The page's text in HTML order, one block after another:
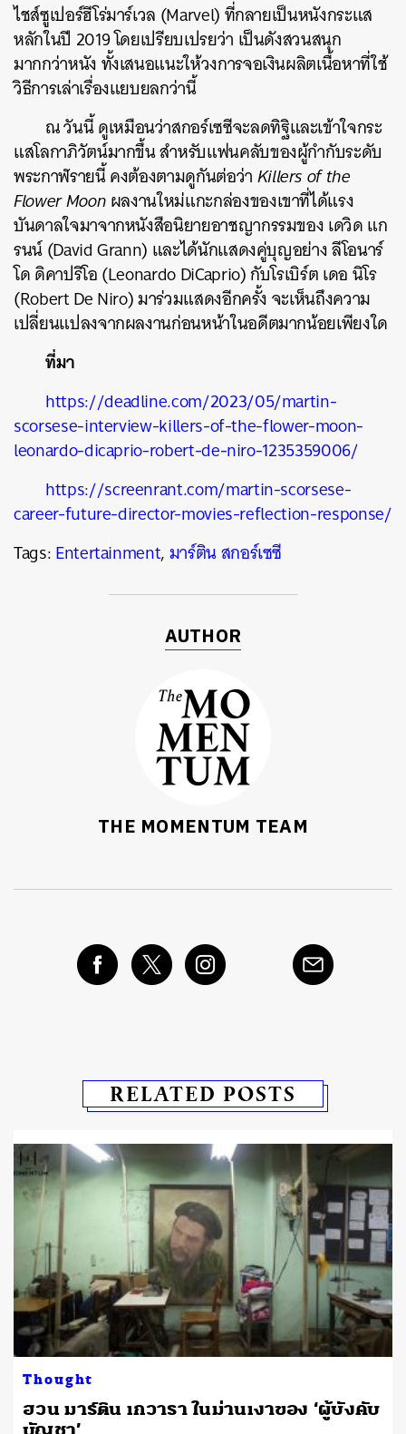
ไชส์ซูเปอร์ฮีโร่มาร์เวล (Marvel) ที่กลายเป็นหนังกระแส
หลักในปี 2019 โดยเปรียบเปรยว่า เป็นดังสวนสนุก
มากกว่าหนัง ทั้งเสนอแนะให้วงการจอเงินผลิตเนื้อหาที่ใช้
วิธีการเล่าเรื่องแยบยลกว่านี้
ณ วันนี้ ดูเหมือนว่าสกอร์เซซีจะลดทิฐิและเข้าใจกระ
แสโลกาภิวัตน์มากขึ้น สำหรับแฟนคลับของผู้กำกับระดับ
พระกาฬรายนี้ คงต้องตามดูกันต่อว่าKillers of the
Flower Moonผลงานใหม่แกะกล่องของเขาที่ได้แรง
บันดาลใจมาจากหนังสือนิยายอาชญากรรมของ เดวิด แก
รนน์ (David Grann) และได้นักแสดงคู่บุญอย่าง ลีโอนาร์
โด ดิคาปริโอ (Leonardo DiCaprio) กับโรเบิร์ต เดอ นิโร
(Robert De Niro) มาร่วมแสดงอีกครั้ง จะเห็นถึงความ
เปลี่ยนแปลงจากผลงานก่อนหน้าในอดีตมากน้อยเพียงใด
ที่มา
https://deadline.com/2023/05/martin-
scorsese-interview-killers-of-the-flower-moon-
leonardo-dicaprio-robert-de-niro-1235359006/
https://screenrant.com/martin-scorsese-
career-future-director-movies-reflection-response/
Tags:Entertainment,มาร์ติน สกอร์เซซี
AUTHOR
THE MOMENTUM TEAM
RELATED POSTS
Thought
ฮวน มาร์ติน เกวารา ในม่านเงาของ ‘ผู้บังคับ
บัญชา’
SHARE TWEET LINE EMAIL